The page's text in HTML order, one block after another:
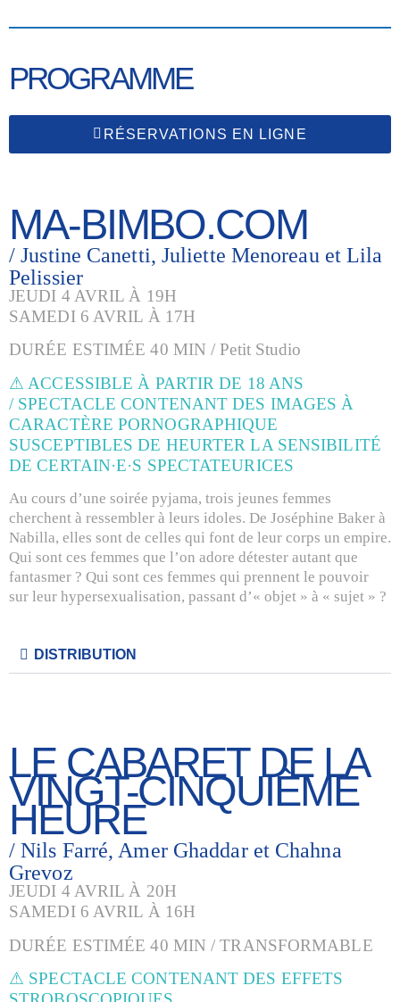
PROGRAMME
RÉSERVATIONS EN LIGNE
MA-BIMBO.COM
/ Justine Canetti, Juliette Menoreau et Lila
Pelissier
JEUDI 4 AVRIL À 19H
SAMEDI 6 AVRIL À 17H
DURÉE ESTIMÉE 40 MIN / Petit Studio
⚠ ACCESSIBLE À PARTIR DE 18 ANS
/ SPECTACLE CONTENANT DES IMAGES À
CARACTÈRE PORNOGRAPHIQUE
SUSCEPTIBLES DE HEURTER LA SENSIBILITÉ
DE CERTAIN·E·S SPECTATEURICES
Au cours d’une soirée pyjama, trois jeunes femmes
cherchent à ressembler à leurs idoles. De Joséphine Baker à
Nabilla, elles sont de celles qui font de leur corps un empire.
Qui sont ces femmes que l’on adore détester autant que
fantasmer ? Qui sont ces femmes qui prennent le pouvoir
sur leur hypersexualisation, passant d’« objet » à « sujet » ?
DISTRIBUTION
LE CABARET DE LA
VINGT-CINQUIÈME
HEURE
/ Nils Farré, Amer Ghaddar et Chahna
Grevoz
JEUDI 4 AVRIL À 20H
SAMEDI 6 AVRIL À 16H
DURÉE ESTIMÉE 40 MIN / TRANSFORMABLE
⚠ SPECTACLE CONTENANT DES EFFETS